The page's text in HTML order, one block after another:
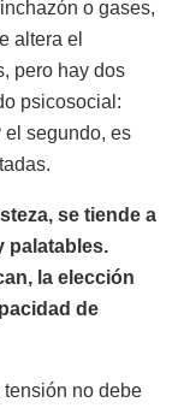
o gases,
altera el
pero hay dos
psicosocial:
el segundo, es
se tiende a
palatables.
la elección
de
no debe